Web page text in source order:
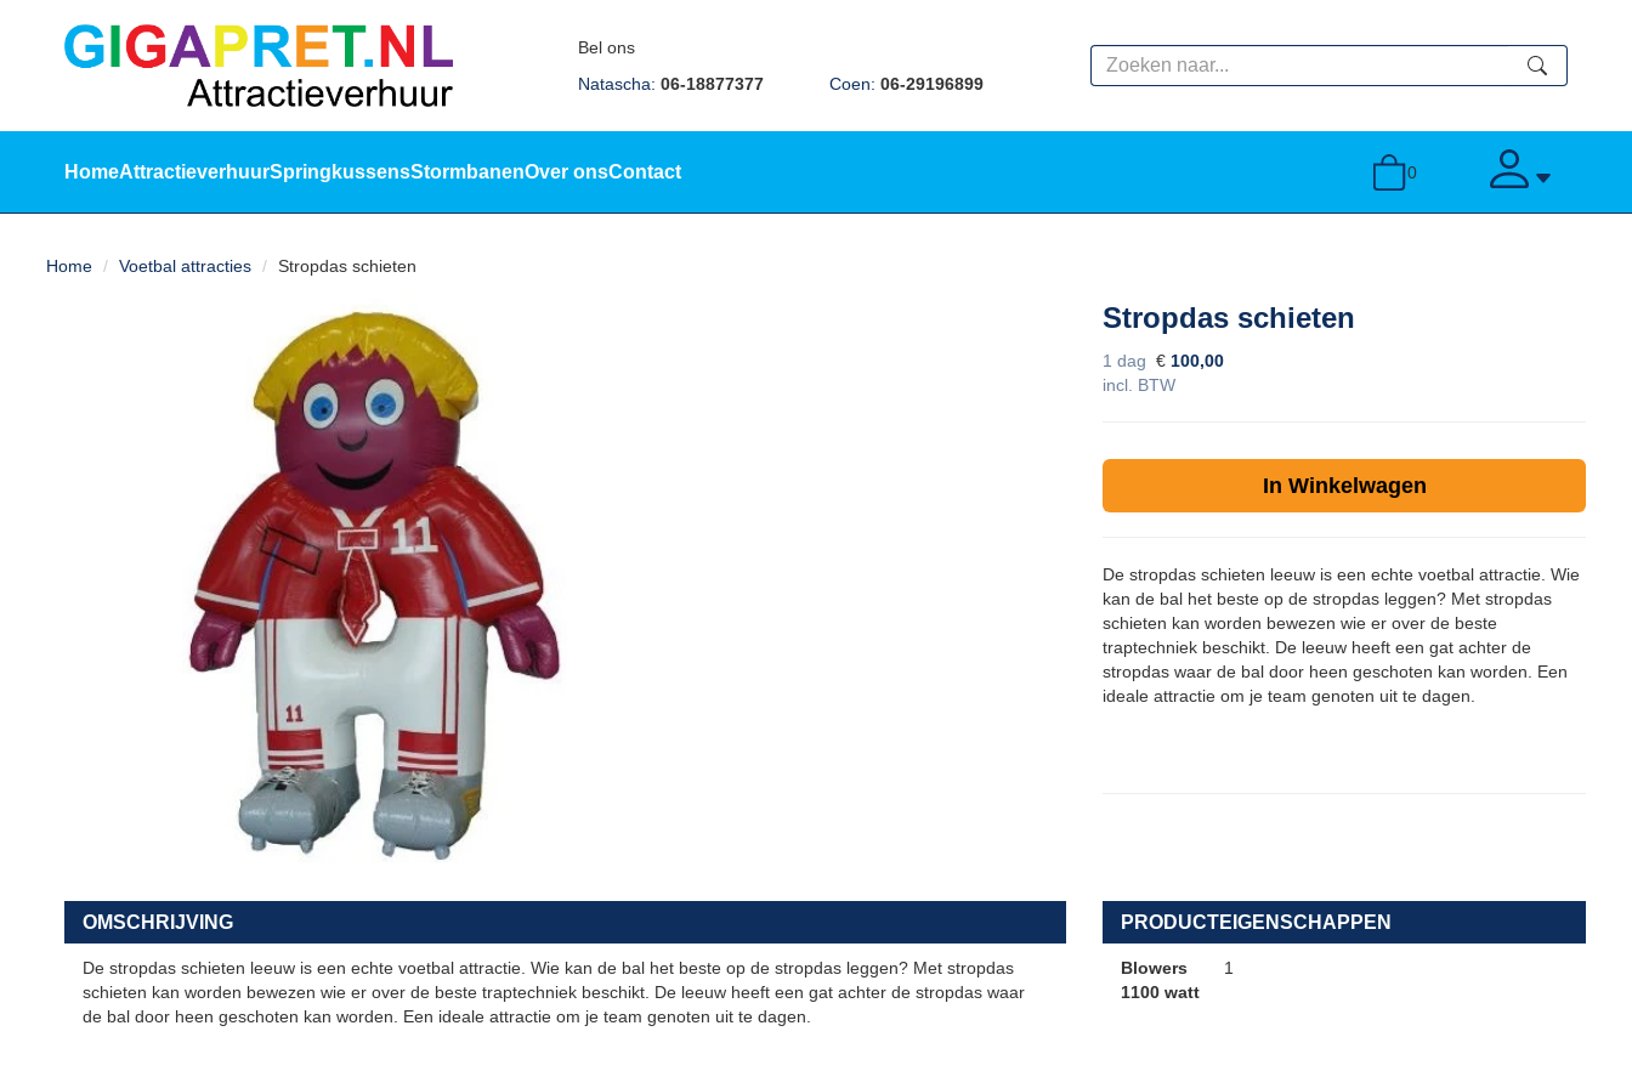
Bel ons
Natascha: 06-18877377 Coen: 06-29196899 zoeken
HomeAttractieverhuurSpringkussensStormbanenOver onsContact 0
toggle account
Attractieverhuur
Home Voetbal attracties Stropdas schieten
Stropdas schieten
1 dag € 100,00
incl. BTW
In Winkelwagen
De stropdas schieten leeuw is een echte voetbal attractie. Wie
kan de bal het beste op de stropdas leggen? Met stropdas
schieten kan worden bewezen wie er over de beste
traptechniek beschikt. De leeuw heeft een gat achter de
stropdas waar de bal door heen geschoten kan worden. Een
ideale attractie om je team genoten uit te dagen.
OMSCHRIJVING
De stropdas schieten leeuw is een echte voetbal attractie. Wie kan de bal het beste op de stropdas leggen? Met stropdas
schieten kan worden bewezen wie er over de beste traptechniek beschikt. De leeuw heeft een gat achter de stropdas waar
de bal door heen geschoten kan worden. Een ideale attractie om je team genoten uit te dagen.
PRODUCTEIGENSCHAPPEN
Blowers
1100 watt
1